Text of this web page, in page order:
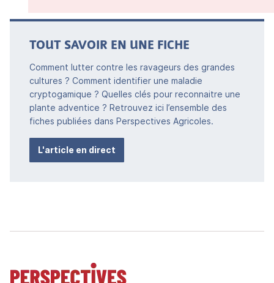
TOUT SAVOIR EN UNE FICHE
Comment lutter contre les ravageurs des grandes
cultures ? Comment identifier une maladie
cryptogamique ? Quelles clés pour reconnaitre une
plante adventice ? Retrouvez ici l’ensemble des
fiches publiées dans Perspectives Agricoles.
L'article en direct